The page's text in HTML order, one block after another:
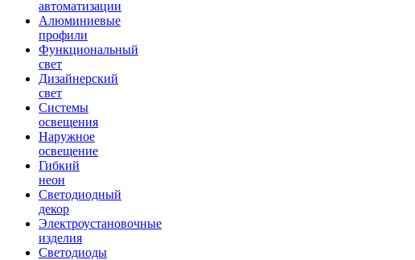
автоматизации
Алюминиевые
профили
Функциональный
свет
Дизайнерский
свет
Системы
освещения
Наружное
освещение
Гибкий
неон
Светодиодный
декор
Электроустановочные
изделия
Светодиоды